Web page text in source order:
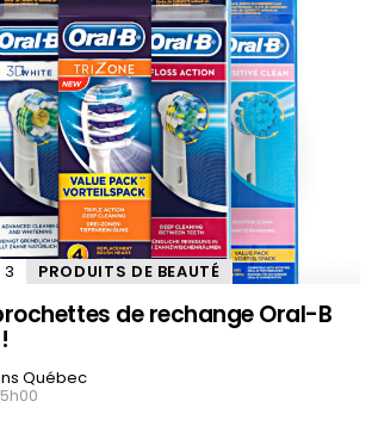
3 Comments
PRODUITS DE BEAUTÉ
de rechange Oral-B
Québec